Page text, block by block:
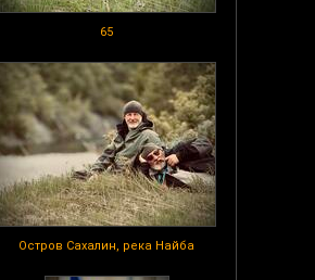
65
Остров Сахалин, река Найба